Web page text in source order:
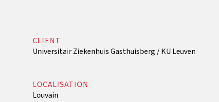
CLIENT
Universitair Ziekenhuis Gasthuisberg / KU Leuven
LOCALISATION
Louvain